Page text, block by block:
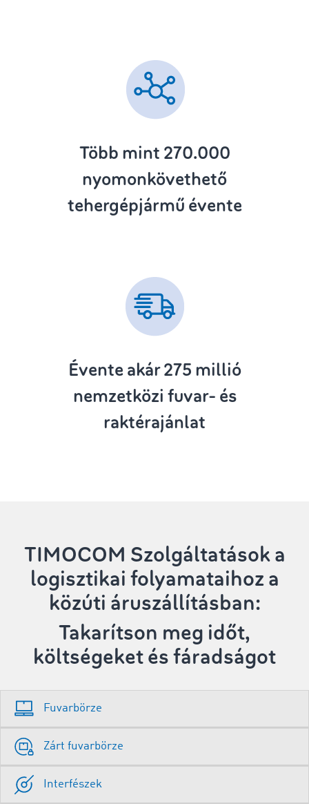
Több mint 270.000
nyomonkövethető
tehergépjármű évente
Évente akár 275 millió
nemzetközi fuvar- és
raktérajánlat
TIMOCOM Szolgáltatásoka
logisztikai folyamataihoz a
közúti áruszállításban:
Takarítson meg időt,
költségeket és fáradságot
Fuvarbörze
Zárt fuvarbörze
Interfészek